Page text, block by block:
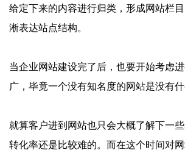
给定下来的内容进行归类，形成网站栏
淅表达站点结构。
当企业网站建设完了后，也要开始考虑
广，毕竟一个没有知名度的网站是没有什
就算客户进到网站也只会大概了解下一
转化率还是比较难的。而在这个时间对